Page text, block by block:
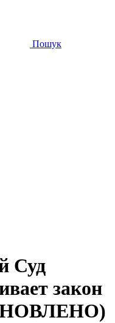
Пошук
Суд
закон